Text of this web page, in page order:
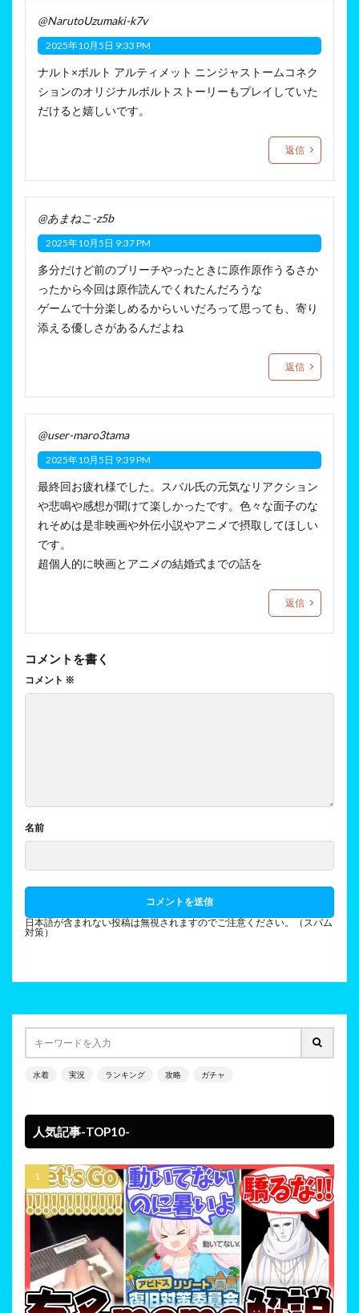
@NarutoUzumaki-k7v
2025年10月5日 9:33 PM
ナルト×ボルト アルティメット ニンジャストームコネク
ションのオリジナルボルトストーリーもプレイしていた
だけると嬉しいです。
返信
@あまねこ-z5b
2025年10月5日 9:37 PM
多分だけど前のブリーチやったときに原作原作うるさか
ったから今回は原作読んでくれたんだろうな
ゲームで十分楽しめるからいいだろって思っても、寄り
添える優しさがあるんだよね
返信
@user-maro3tama
2025年10月5日 9:39 PM
最終回お疲れ様でした。スバル氏の元気なリアクション
や悲鳴や感想が聞けて楽しかったです。色々な面子のな
れそめは是非映画や外伝小説やアニメで摂取してほしい
です。
超個人的に映画とアニメの結婚式までの話を
返信
コメントを書く
コメント ※
名前
日本語が含まれない投稿は無視されますのでご注意ください。（スパム
対策）
水着 実況 ランキング 攻略 ガチャ
人気記事-TOP10-